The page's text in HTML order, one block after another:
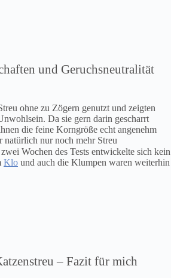
und Geruchsneutralität
ohne zu Zögern genutzt und zeigten
Da sie gern darin gescharrt
die feine Korngröße echt angenehm
natürlich nur noch mehr Streu
Wochen des Tests entwickelte sich kein
Klo und auch die Klumpen waren weiterhin
– Fazit für mich